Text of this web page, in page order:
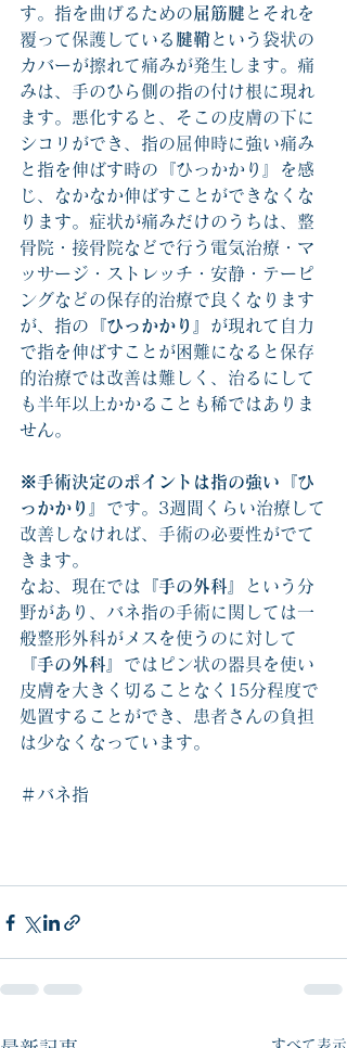
す。指を曲げるための屈筋腱 とそれを
覆って保護している 腱鞘 という袋状の
カバーが擦れて痛みが発生します。痛
みは、手のひら側の指の付け根に現れ
ます。悪化すると、そこの皮膚の下に
シコリができ、指の屈伸時に強い痛み
と指を伸ばす時の『ひっかかり』を感
じ、なかなか伸ばすことができなくな
ります。症状が痛みだけのうちは、整
骨院・接骨院などで行う電気治療・マ
ッサージ・ストレッチ・安静・テーピ
ングなどの保存的治療で良くなります
が、指の 『ひっかかり』 が現れて自力
で指を伸ばすことが困難になると保存
的治療では改善は難しく、治るにして
も半年以上かかることも稀ではありま
せん。
※手術決定のポイントは指の強い『ひ
っかかり』 です。3週間くらい治療して
改善しなければ、手術の必要性がでて
きます。
なお、現在では
『手の外科』
という分
野があり、バネ指の手術に関しては一
般整形外科がメスを使うのに対して
『手の外科』 ではピン状の器具を使い
皮膚を大きく切ることなく15分程度で
処置することができ、患者さんの負担
は少なくなっています。
＃バネ指
すべて表示